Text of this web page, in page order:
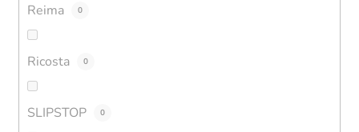
Reima 0
Ricosta 0
SLIPSTOP 0